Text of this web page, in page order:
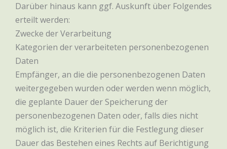
Darüber hinaus kann ggf. Auskunft über Folgendes
erteilt werden:
Zwecke der Verarbeitung
Kategorien der verarbeiteten personenbezogenen
Daten
Empfänger, an die die personenbezogenen Daten
weitergegeben wurden oder werden wenn möglich,
die geplante Dauer der Speicherung der
personenbezogenen Daten oder, falls dies nicht
möglich ist, die Kriterien für die Festlegung dieser
Dauer das Bestehen eines Rechts auf Berichtigung